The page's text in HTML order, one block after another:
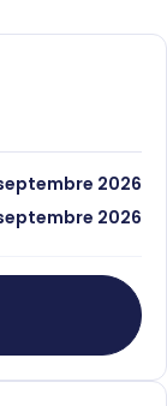
2026
2026